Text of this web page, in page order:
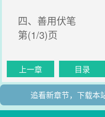
四、善用伏笔
第(1/3)页
上一章 目录
追看新章节，下载本